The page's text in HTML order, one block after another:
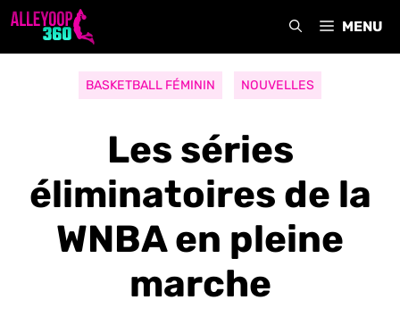
Aller
MENU
BASKETBALL FÉMININ NOUVELLES
Les séries
éliminatoires de la
WNBA en pleine
marche